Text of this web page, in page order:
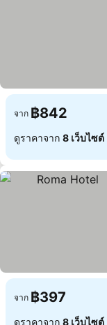
จาก ฿842
ดูราคาจาก 8 เว็บไซต์
จาก ฿397
ดูราคาจาก 8 เว็บไซต์